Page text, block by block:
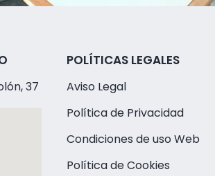
37
POLÍTICAS LEGALES
Aviso Legal
Política de Privacidad
Condiciones de uso Web
Política de Cookies